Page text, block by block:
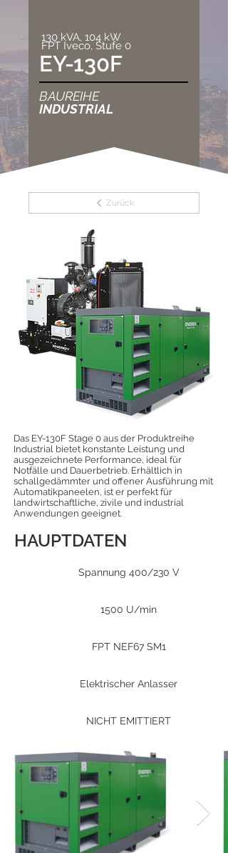
130 kVA, 104 kW
FPT Iveco, Stufe 0
EY-130F
BAUREIHE
INDUSTRIAL
Zurück
Das EY-130F Stage 0 aus der Produktreihe
Industrial bietet konstante Leistung und
ausgezeichnete Performance, ideal für
Notfälle und Dauerbetrieb. Erhältlich in
schallgedämmter und offener Ausführung mit
Automatikpaneelen, ist er perfekt für
landwirtschaftliche, zivile und industrial
Anwendungen geeignet.
HAUPTDATEN
Spannung 400/230 V
1500 U/min
FPT NEF67 SM1
Elektrischer Anlasser
NICHT EMITTIERT